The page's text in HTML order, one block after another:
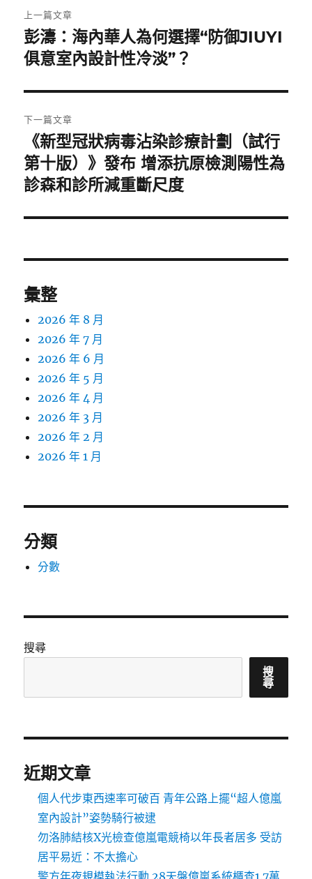
章
導
覽
上一篇文章
上
一
文
章:
彭濤：海內華人為何選擇“防御JIUYI
俱意室內設計性冷淡”？
下一篇文章
下
一
篇
章:
《新型冠狀病毒沾染診療計劃（試行
第十版）》發布 增添抗原檢測陽性為
診森和診所減重斷尺度
彙整
2026 年 8 月
2026 年 7 月
2026 年 6 月
2026 年 5 月
2026 年 4 月
2026 年 3 月
2026 年 2 月
2026 年 1 月
分類
分數
搜尋
搜
尋
近期文章
個人代步東西速率可破百 青年公路上擺“超人億嵐
室內設計”姿勢騎行被逮
勿洛肺結核X光檢查億嵐電競椅以年長者居多 受訪
居平易近：不太擔心